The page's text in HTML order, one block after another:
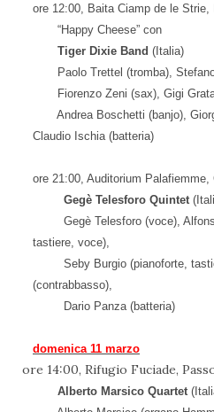
ore 12:00, Baita Ciamp de le Strie,
“Happy Cheese” con
Tiger Dixie Band (Italia)
Paolo Trettel (tromba),
Fiorenzo Zeni (sax), Gigi
Andrea Boschetti (banjo),
Claudio Ischia (batteria)
ore 21:00, Auditorium Palafiemme,
Gegè Telesforo Quintet
Gegè Telesforo (voce),
tastiere, voce),
Seby Burgio (pianoforte,
(contrabbasso),
Dario Panza (batteria)
domenica 11 marzo
ore 14:00, Rifugio Fuciade,
Alberto Marsico Quartet